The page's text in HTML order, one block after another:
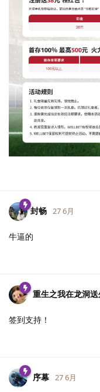
封畅 27 6月
牛逼的
重生之我在龙洞送
签到支持！
序幕 27 6月